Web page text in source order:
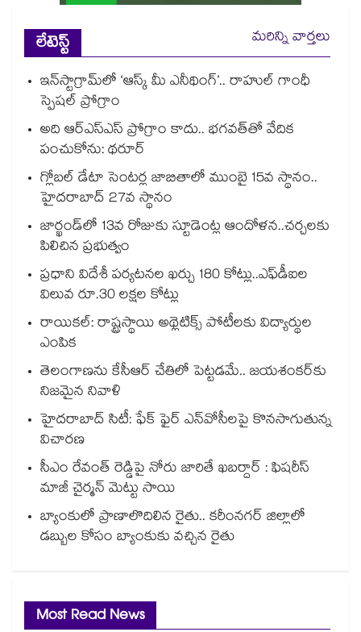
లేటెస్ట్
మరిన్ని వార్తలు
ఇన్‌‌‌‌స్టాగ్రామ్‌‌‌‌లో ‘ఆస్క్ మీ ఎనీథింగ్’.. రాహుల్ గాంధీ
స్పెషల్ ప్రోగ్రాం
అది ఆర్ఎస్ఎస్ ప్రోగ్రాం కాదు.. భగవత్‌‌తో వేదిక
పంచుకోను: థరూర్
గ్లోబల్ డేటా సెంటర్ల జాబితాలో ముంబై 15వ స్థానం..
హైదరాబాద్ 27వ స్థానం
జార్ఖండ్‌‌‌‌లో 13వ రోజుకు స్టూడెంట్ల ఆందోళన..చర్చలకు
పిలిచిన ప్రభుత్వం
ప్రధాని విదేశీ పర్యటనల ఖర్చు 180 కోట్లు..ఎఫ్‌‌‌‌‌‌‌‌డీఐల
విలువ రూ.30 లక్షల కోట్లు
రాయికల్: రాష్ట్రస్థాయి అథ్లెటిక్స్ పోటీలకు విద్యార్థుల
ఎంపిక
తెలంగాణను కేసీఆర్‌‌ చేతిలో పెట్టడమే.. జయశంకర్‌‌కు
నిజమైన నివాళి
హైదరాబాద్ సిటీ: ఫేక్ ఫైర్ ఎన్‌వోసీలపై కొనసాగుతున్న
విచారణ
సీఎం రేవంత్ రెడ్డిపై నోరు జారితే ఖబర్దార్ : ఫిషరీస్
మాజీ చైర్మన్ మెట్టు సాయి
బ్యాంకులో ప్రాణాలొదిలిన రైతు.. కరీంనగర్ జిల్లాలో
డబ్బుల కోసం బ్యాంకుకు వచ్చిన రైతు
Most Read News